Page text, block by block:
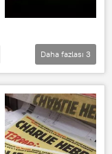
Daha fazlası 3